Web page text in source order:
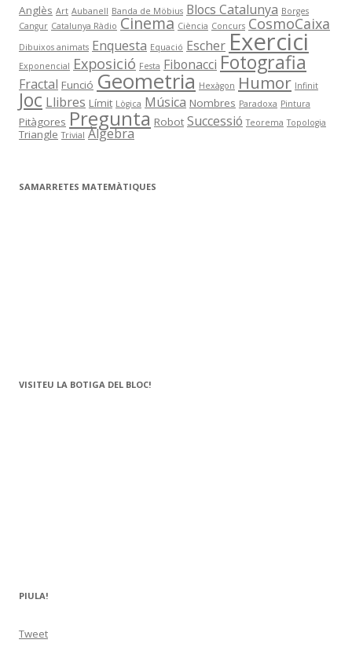
Anglès Art Aubanell Banda de Möbius Blocs Catalunya Borges
Cangur Catalunya Ràdio Cinema Ciència Concurs CosmoCaixa
Dibuixos animats Enquesta Equació Escher Exercici
Exponencial Exposició Festa Fibonacci Fotografia
Fractal Funció Geometria Hexàgon Humor Infinit
Joc Llibres Límit Lògica Música Nombres Paradoxa Pintura
Pitàgores Pregunta Robot Successió Teorema Topologia
Triangle Trivial Àlgebra
SAMARRETES MATEMÀTIQUES
VISITEU LA BOTIGA DEL BLOC!
PIULA!
Tweet